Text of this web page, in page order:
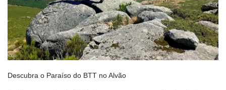
Descubra o Paraíso do BTT no Alvão